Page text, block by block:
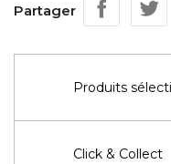
Partager
Produits
Click & Collect